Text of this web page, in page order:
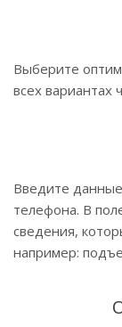
Выберите
всех вариантах
Введите
телефона. В
сведения,
например: